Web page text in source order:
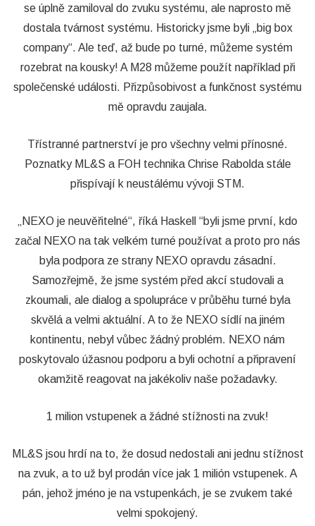
se úplně zamiloval do zvuku systému, ale naprosto mě
dostala tvárnost systému. Historicky jsme byli „big box
company“. Ale teď, až bude po turné, můžeme systém
rozebrat na kousky! A M28 můžeme použít například při
společenské události. Přizpůsobivost a funkčnost systému
mě opravdu zaujala.
Třístranné partnerství je pro všechny velmi přínosné.
Poznatky ML&S a FOH technika Chrise Rabolda stále
přispívají k neustálému vývoji STM.
„NEXO je neuvěřitelné“, říká Haskell “byli jsme první, kdo
začal NEXO na tak velkém turné používat a proto pro nás
byla podpora ze strany NEXO opravdu zásadní.
Samozřejmě, že jsme systém před akcí studovali a
zkoumali, ale dialog a spolupráce v průběhu turné byla
skvělá a velmi aktuální. A to že NEXO sídlí na jiném
kontinentu, nebyl vůbec žádný problém. NEXO nám
poskytovalo úžasnou podporu a byli ochotní a připravení
okamžitě reagovat na jakékoliv naše požadavky.
1 milion vstupenek a žádné stížnosti na zvuk!
ML&S jsou hrdí na to, že dosud nedostali ani jednu stížnost
na zvuk, a to už byl prodán více jak 1 milión vstupenek. A
pán, jehož jméno je na vstupenkách, je se zvukem také
velmi spokojený.